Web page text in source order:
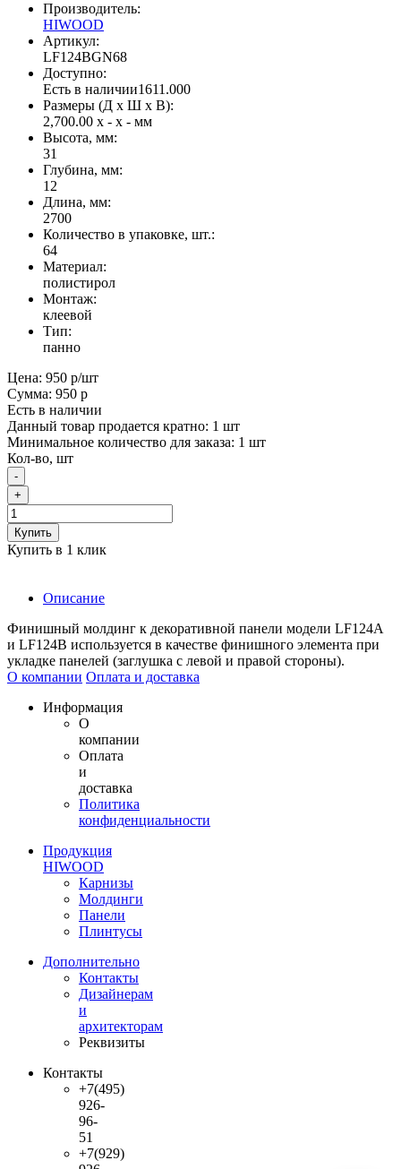
Производитель:
HIWOOD
Артикул:
LF124BGN68
Доступно:
Есть в наличии1611.000
Размеры (Д x Ш x В):
2,700.00 x - x - мм
Высота, мм:
31
Глубина, мм:
12
Длина, мм:
2700
Количество в упаковке, шт.:
64
Материал:
полистирол
Монтаж:
клеевой
Тип:
панно
Цена: 950 р/шт
Сумма: 950 р
Есть в наличии
Данный товар продается кратно: 1 шт
Минимальное количество для заказа: 1 шт
Кол-во, шт
-
+
Купить
Купить в 1 клик
Описание
Финишный молдинг к декоративной панели модели LF124A
и LF124B используется в качестве финишного элемента при
укладке панелей (заглушка с левой и правой стороны).
О компании Оплата и доставка
Информация
О
компании
Оплата
и
доставка
Политика
конфиденциальности
Продукция
HIWOOD
Карнизы
Молдинги
Панели
Плинтусы
Дополнительно
Контакты
Дизайнерам
и
архитекторам
Реквизиты
Контакты
+7(495)
926-
96-
51
+7(929)